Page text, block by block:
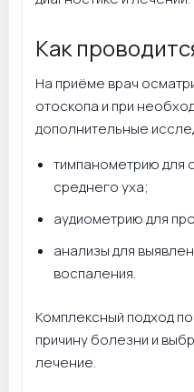
Как
На приёме врач
отоскопа и при
дополнительные
тимпанометрию для
среднего уха;
аудиометрию для
анализы для
воспаления.
Комплексный подход
причину болезни и
лечение.